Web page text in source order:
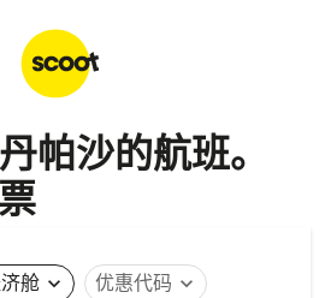
帕沙的航班。
舱 expand_more 优惠代码 expand_more